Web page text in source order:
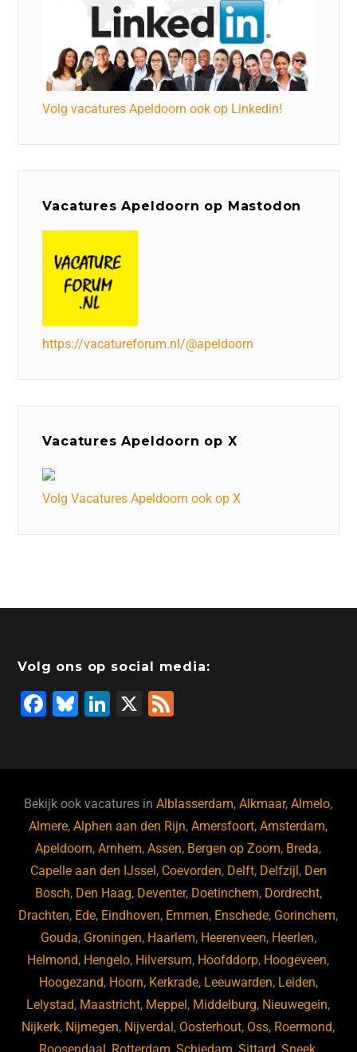
Volg vacatures Apeldoorn ook op Linkedin!
Vacatures Apeldoorn op Mastodon
https://vacatureforum.nl/@apeldoorn
Vacatures Apeldoorn op X
Volg Vacatures Apeldoorn ook op X
Volg ons op social media:
F
b
o
o
k
Bl
ky
Li
dI
n
X
Bekijk ook vacatures inAlblasserdam,Alkmaar,Almelo,
Almere,Alphen aan den Rijn,Amersfoort,Amsterdam,
Apeldoorn,Arnhem,Assen, Bergen op Zoom, Breda,
Capelle aan den IJssel, Coevorden, Delft, Delfzijl, Den
Bosch, Den Haag, Deventer, Doetinchem, Dordrecht,
Drachten, Ede, Eindhoven, Emmen, Enschede, Gorinchem,
Gouda, Groningen, Haarlem, Heerenveen, Heerlen,
Helmond, Hengelo, Hilversum, Hoofddorp, Hoogeveen,
Hoogezand, Hoorn, Kerkrade, Leeuwarden, Leiden,
Lelystad, Maastricht, Meppel, Middelburg, Nieuwegein,
Nijkerk, Nijmegen, Nijverdal, Oosterhout, Oss, Roermond,
Roosendaal Rotterdam Schiedam Sittard Sneek,